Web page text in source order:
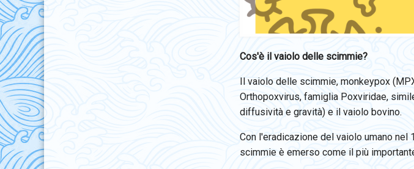
Cos'è il vaiolo delle scimmie?
Il vaiolo delle scimmie, monkeypox
Orthopoxvirus, famiglia Poxviridae,
diffusività e gravità) e il vaiolo bovino.
Con l'eradicazione del vaiolo umano
scimmie è emerso come il più